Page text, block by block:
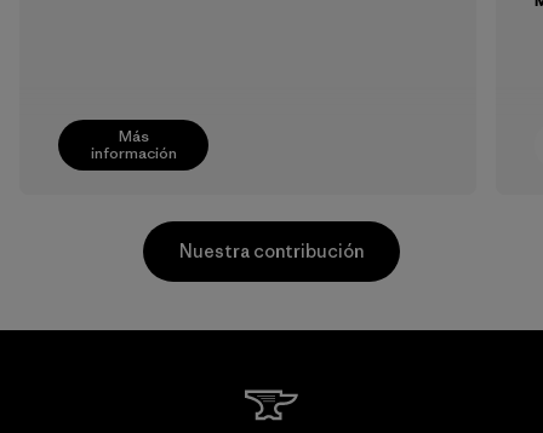
Más
información
Nuestra contribución